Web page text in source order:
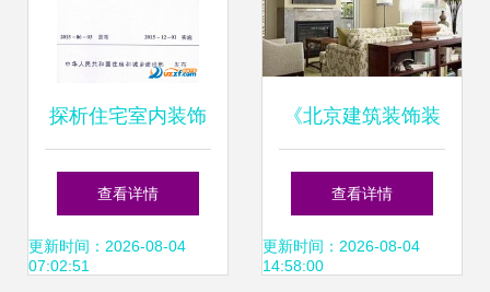
探析住宅室内装饰
装修设计规范JGJ
367-2015的核心要
查看详情
更新时间：2026-08-04
07:02:51
《北京建筑装饰装
修管理办法》与住
宅室内装饰装修解
查看详情
更新时间：2026-08-04
14:58:00